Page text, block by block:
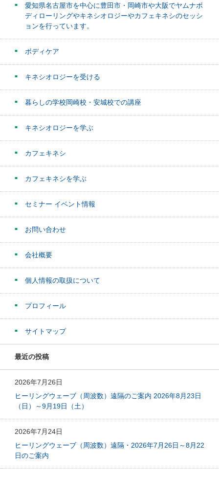
愛知県名古屋市を中心に豊田市・岡崎市や大阪でヤムナボ
ディローリングやキネシオロジーやカフェキネシのセッシ
ョンを行っています。
ボディケア
キネシオロジーを受ける
暮らしの学校岡崎校・安城校での講座
キネシオロジーを学ぶ
カフェキネシ
カフェキネシを学ぶ
セミナー イベント情報
お問い合わせ
会社概要
個人情報の取扱について
プロフィール
サイトマップ
最近の投稿
2026年7月26日
ヒーリングウェーブ（周波数）遠隔のご案内 2026年8月23日
（日）～9月19日（土）
2026年7月24日
ヒーリングウェーブ（周波数）遠隔・2026年7月26日～8月22
日のご案内